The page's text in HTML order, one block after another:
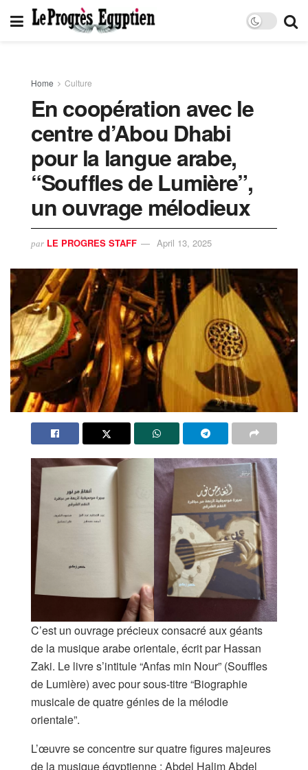
Home Culture
En coopération avec le
centre d’Abou Dhabi
pour la langue arabe,
“Souffles de Lumière”,
un ouvrage mélodieux
par LE PROGRES STAFF April 13, 2025
C’est un ouvrage précieux consacré aux géants
de la musique arabe orientale, écrit par Hassan
Zaki. Le livre s’intitule “Anfas min Nour” (Souffles
de Lumière) avec pour sous-titre “Biographie
musicale de quatre génies de la mélodie
orientale”.
L’œuvre se concentre sur quatre figures majeures
de la musique égyptienne : Abdel Halim Abdel